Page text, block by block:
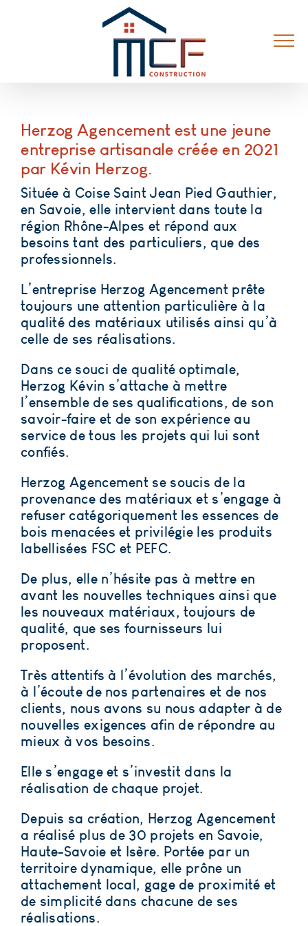
Herzog Agencement est une jeune
entreprise artisanale créée en 2021
par Kévin Herzog.
Située à Coise Saint Jean Pied Gauthier,
en Savoie, elle intervient dans toute la
région Rhône-Alpes et répond aux
besoins tant des particuliers, que des
professionnels.
L’entreprise Herzog Agencement prête
toujours une attention particulière à la
qualité des matériaux utilisés ainsi qu’à
celle de ses réalisations.
Dans ce souci de qualité optimale,
Herzog Kévin s’attache à mettre
l’ensemble de ses qualifications, de son
savoir-faire et de son expérienceau
service de tous les projets qui lui sont
confiés.
Herzog Agencement se soucis de la
provenance des matériaux et s’engage à
refuser catégoriquement les essences de
bois menacées et privilégie les produits
labellisées FSC et PEFC.
De plus, elle n’hésite pas à mettre en
avant les nouvelles techniques ainsi que
les nouveaux matériaux, toujours de
qualité, que ses fournisseurs lui
proposent.
Très attentifs à l’évolution des marchés,
à l’écoute de nos partenaires et de nos
clients, nous avons su nous adapter à de
nouvelles exigences afin de répondre au
mieux à vos besoins.
Elle s’engage et s’investit dans la
réalisation de chaque projet.
Depuis sa création, Herzog Agencement
a réalisé plus de 30 projets en Savoie,
Haute-Savoie et Isère. Portée par un
territoire dynamique, elle prône un
attachement local, gage de proximité et
de simplicité dans chacune de ses
réalisations.